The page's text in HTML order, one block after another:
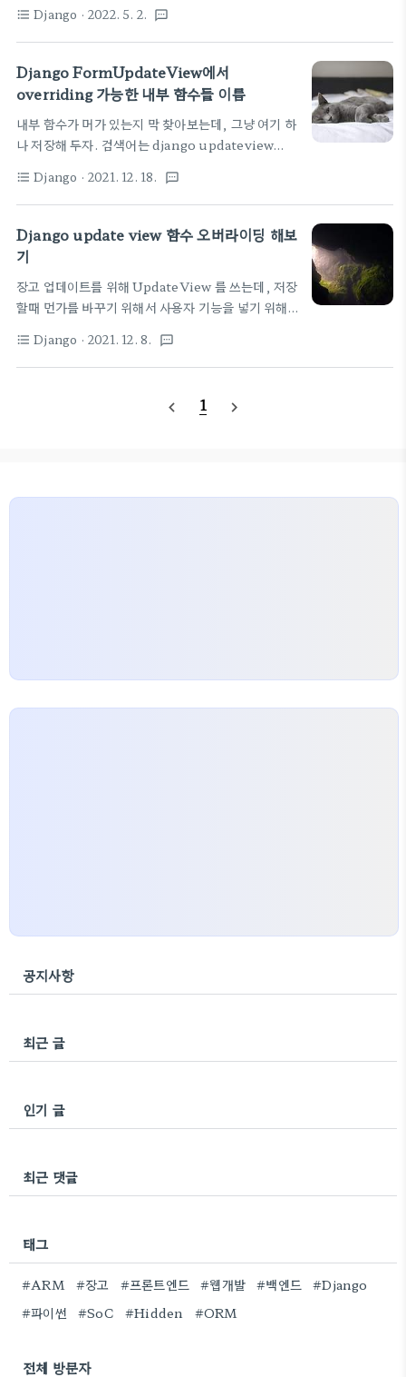
수로 넘겨주니깐 쉽게 되는데, class view 로 하는경
우는 멀로 참고하나? 정답은 kwargs['변수명'] 뽑아
쓰라는 것 이네!! 아래 예제를 보면,
self.kwargs["원하는변수명"] 이런식으로 뽑아쓰고
있는 것을 볼 수 있다. class
DNSSettingsUpdateView(UpdateView):
model = Domain form_class =
NsRecordModelForm template_name =
format_list_bulleted Django · 2022. 5. 2. textsms
Django FormUpdateView에서
overriding 가능한 내부 함수들 이름
내부 함수가 머가 있는지 막 찾아보는데, 그냥 여기 하
나 저장해 두자. 검색어는 django updateview
로 쳐봤다. 먼가 기본 기능하다가 막 오버라이딩 하고
싶은 욕구가 많은 뷰이긴 하다. 수정이라는 기능이...
상태를 바꾸거나, 어떤 작업을 해 주고 싶은데 딱 해당
폼 값만 바꾸기는 아쉽다. 아래 함수들 중에 아무거나
골라서 overriding 해서 사용하기 바란다. 보통
form_valid() form_invalid() 를 많이 쓰긴 한
다. from
https://dongsik93.github.io/til/2019/12/20/til-
format_list_bulleted Django · 2021. 12. 18. textsms
Django update view 함수 오버라이딩 해보
기
장고 업데이트를 위해 UpdateView 를 쓰는데, 저장
할때 먼가를 바꾸기 위해서 사용자 기능을 넣기 위해
겨두자. view 코드는 아래와 같다. 폼객체에 먼가를
수정을 가하고 싶다면 form_valid 오버라이딩 함수
FirmwareUpdateView(...UpdateView): def
print(self.request.FILES.items()) for
format_list_bulleted Django · 2021. 12. 8. textsms
navigate_before 1 navigate_next
공지사항
최근 글
인기 글
최근 댓글
태그
#ARM #장고 #프론트엔드 #웹개발 #백엔드
#Django
#파이썬
#SoC #Hidden #ORM
전체 방문자